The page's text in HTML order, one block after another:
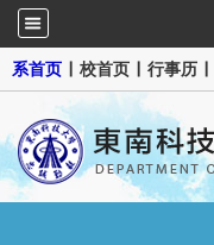
系首页 校首页 行事历